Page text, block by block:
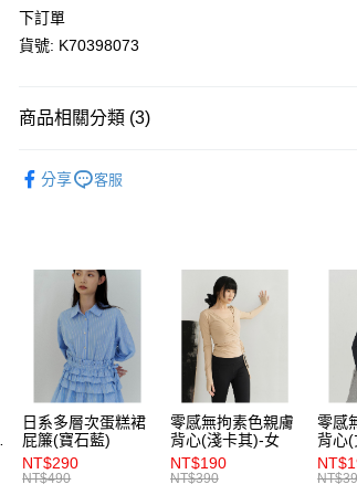
便利好安心！
１．簡單：不需註冊會員、不需綁卡、不需儲值。
２．便利：只要手機號碼，簡訊認證，即可結帳。
【「AFTEE先享後付」結帳流程】
１．於結帳方式選擇「AFTEE先享後付」後，將跳轉至
２．訂單成立數日內，您將收到繳費通知簡訊。
３．收到繳費通知簡訊後14天內，點擊此簡訊中的連結
絡購買商品的店家。未經商家同意取消之訂單仍視為有
先享後付繳納相關費用。
※ 交易是否成功請以「AFTEE先享後付 」之結帳頁面顯
是否繳費成功／繳費後需取消欲退款等相關疑問，請聯
付客戶支援中心」
https://netprotections.freshdesk.com/
【注意事項】
１．透過由恩沛科技股份有限公司提供之「AFTEE先享
交易，需依本服務之必要範圍內提供個人資料，並將交
求債權轉讓予恩沛科技股份有限公司。
２．關於個人資料處理事宜，請瀏覽以下網址：
https://aftee.tw/terms/#terms3
３．未成年的使用者請事先徵得法定代理人或監護人之同
運送方式
每筆NT$80，滿NT$1,200(含以上)免運費
付款後全家取貨
每筆NT$80，滿NT$1,200(含以上)免運費
付款後萊爾富取貨
每筆NT$80，滿NT$1,200(含以上)免運費
7-11取貨付款
每筆NT$80，滿NT$1,200(含以上)免運費
付款後7-11取貨
每筆NT$80，滿NT$1,200(含以上)免運費
下訂單
貨號: K70398073
商品相關分類 (3)
分享 客服
日系多層次蛋糕裙
屁簾(寶石藍)
NT$290
NT$490
零感無拘素色親膚
背心(淺卡其)-女
NT$190
NT$390
零感
背心